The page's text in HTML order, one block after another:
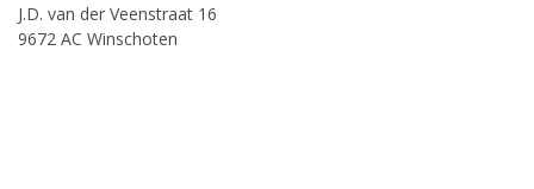
J.D. van der Veenstraat 16
9672 AC Winschoten